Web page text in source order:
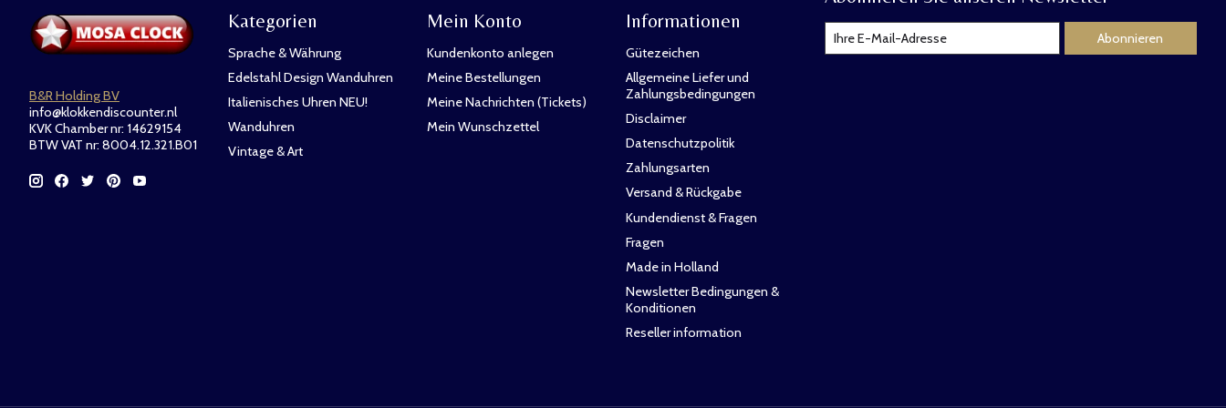
B&R Holding BV
info@klokkendiscounter.nl
KVK Chamber nr: 14629154
BTW VAT nr: 8004.12.321.B01
Kategorien
Sprache & Währung
Edelstahl Design Wanduhren
Italienisches Uhren NEU!
Wanduhren
Vintage & Art
Mein Konto
Kundenkonto anlegen
Meine Bestellungen
Meine Nachrichten (Tickets)
Mein Wunschzettel
Informationen
Gütezeichen
Allgemeine Liefer und
Zahlungsbedingungen
Disclaimer
Datenschutzpolitik
Zahlungsarten
Versand & Rückgabe
Kundendienst & Fragen
Fragen
Made in Holland
Newsletter Bedingungen &
Konditionen
Reseller information
Abonnieren